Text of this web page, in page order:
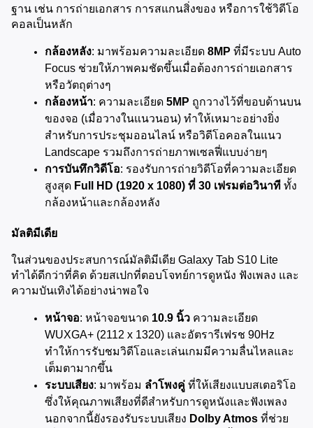
ฐาน เช่น การถ่ายเอกสาร การสแกนสิ่งของ หรือการใช้วิดีโอ
คอลเป็นหลัก
กล้องหลัง: มาพร้อมความละเอียด 8MP ที่มีระบบ Auto
Focus ช่วยให้ภาพคมชัดขึ้นเมื่อต้องการถ่ายเอกสาร
หรือวัตถุต่างๆ
กล้องหน้า: ความละเอียด 5MP ถูกวางไว้ที่ขอบด้านบน
ของจอ (เมื่อวางในแนวนอน) ทำให้เหมาะอย่างยิ่ง
สำหรับการประชุมออนไลน์ หรือวิดีโอคอลในแนว
Landscape รวมถึงการถ่ายภาพเซลฟี่แบบง่ายๆ
การบันทึกวิดีโอ: รองรับการถ่ายวิดีโอที่ความละเอียด
สูงสุด Full HD (1920 x 1080) ที่ 30 เฟรมต่อวินาที ทั้ง
กล้องหน้าและกล้องหลัง
มัลติมีเดีย
ในส่วนของประสบการณ์มัลติมีเดีย Galaxy Tab S10 Lite
ทำได้ดีกว่าที่คิด ด้วยสเปกที่ตอบโจทย์การดูหนัง ฟังเพลง และ
ความบันเทิงได้อย่างน่าพอใจ
หน้าจอ: หน้าจอขนาด 10.9 นิ้ว ความละเอียด
WUXGA+ (2112 x 1320) และอัตรารีเฟรช 90Hz
ทำให้การรับชมวิดีโอและเล่นเกมมีความลื่นไหลและ
เต็มตามากขึ้น
ระบบเสียง: มาพร้อม ลำโพงคู่ ที่ให้เสียงแบบสเตอริโอ
ซึ่งให้คุณภาพเสียงที่ดีสำหรับการดูหนังและฟังเพลง
นอกจากนี้ยังรองรับระบบเสียง Dolby Atmos ที่ช่วย